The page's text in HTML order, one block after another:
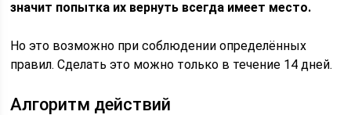
значит попытка их вернуть всегда имеет место.
Но это возможно при соблюдении определённых
правил. Сделать это можно только в течение 14 дней.
Алгоритм действий